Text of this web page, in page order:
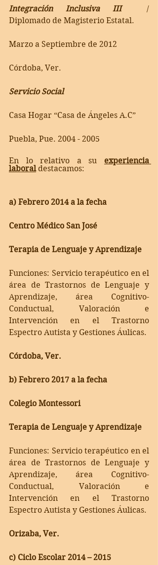
Integración Inclusiva III
  /
Diplomado de Magisterio Estatal.
Marzo a Septiembre de 2012
Córdoba, Ver.
Servicio Social
Casa Hogar “Casa de Ángeles A.C”
Puebla, Pue. 2004 - 2005
En lo relativo a su experiencia
laboral destacamos:
a) Febrero 2014 a la fecha
Centro Médico San José
Terapia de Lenguaje y Aprendizaje
Funciones: Servicio terapéutico en el
área de Trastornos de Lenguaje y
Aprendizaje, área Cognitivo-
Conductual, Valoración e
Intervención en el Trastorno
Espectro Autista y Gestiones Áulicas.
Córdoba, Ver.
b) Febrero 2017 a la fecha
Colegio Montessori
Terapia de Lenguaje y Aprendizaje
Funciones: Servicio terapéutico en el
área de Trastornos de Lenguaje y
Aprendizaje, área Cognitivo-
Conductual, Valoración e
Intervención en el Trastorno
Espectro Autista y Gestiones Áulicas.
Orizaba, Ver.
c) Ciclo Escolar 2014 – 2015